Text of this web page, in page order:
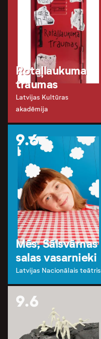
Rotaļlaukuma
traumas
Latvijas Kultūras
akadēmija
9.6
Mēs, Sālsvārnas
salas vasarnieki
Latvijas Nacionālais teātris
9.6